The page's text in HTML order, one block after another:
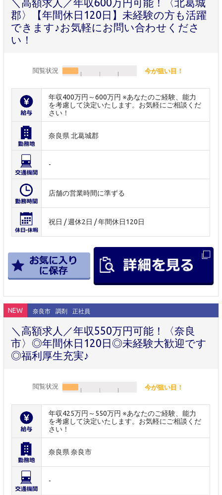
＼高額求人／年収600万円可能！〈北葛城
郡〉【年間休日120日】未経験の方も活躍
できます♪お気軽にお問い合わせくださ
い！
閲覧状況 今が狙い目！
年収400万円～600万円 ※あなたのご経験、能力
を考慮して決定いたします。お気軽にご相談くだ
さい！
奈良県 北葛城郡
-
店舗の営業時間に準ずる
祝日 / 週休2日 / 年間休日120日
NEW 奈良市 調剤 正社員
＼高額求人／年収550万円可能！〈奈良
市〉◎年間休日120日◎未経験大歓迎です
◎福利厚生充実♪
閲覧状況 今が狙い目！
年収425万円～550万円 ※あなたのご経験、能力
を考慮して決定いたします。お気軽にご相談くだ
さい！
奈良県 奈良市
-